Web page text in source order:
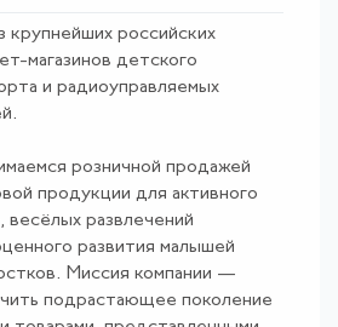
крупнейших российских
магазинов детского
и радиоуправляемых
розничной продажей
продукции для активного
весёлых развлечений
развития малышей
Миссия компании —
подрастающее поколение